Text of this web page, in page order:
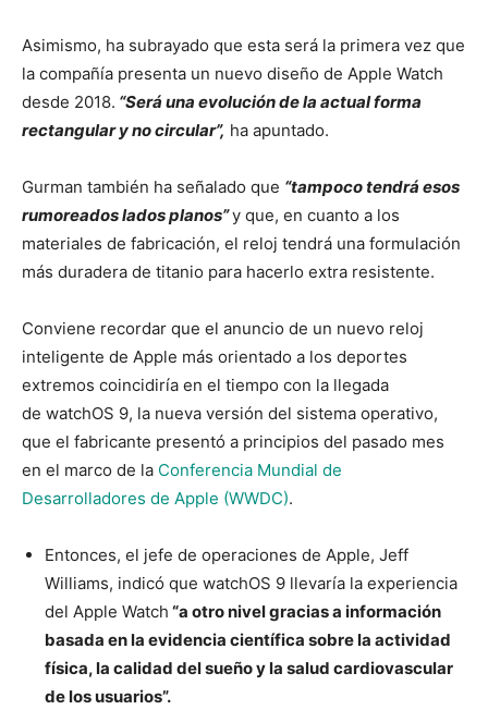
Asimismo, ha subrayado que esta será la primera vez que
la compañía presenta un nuevo diseño de Apple Watch
desde 2018. “Será una evolución de la actual forma
rectangular y no circular”, ha apuntado.
Gurman también ha señalado que “tampoco tendrá esos
rumoreados lados planos”y que, en cuanto a los
materiales de fabricación, el reloj tendrá una formulación
más duradera de titanio para hacerlo extra resistente.
Conviene recordar que el anuncio de un nuevo reloj
inteligente de Apple más orientado a los deportes
extremos coincidiría en el tiempo con la llegada
de watchOS 9, la nueva versión del sistema operativo,
que el fabricante presentó a principios del pasado mes
en el marco de la Conferencia Mundial de
Desarrolladores de Apple (WWDC).
Entonces, el jefe de operaciones de Apple, Jeff
Williams, indicó que watchOS 9 llevaría la experiencia
del Apple Watch “a otro nivel gracias a información
basada en la evidencia científica sobre la actividad
física, la calidad del sueño y la salud cardiovascular
de los usuarios”.